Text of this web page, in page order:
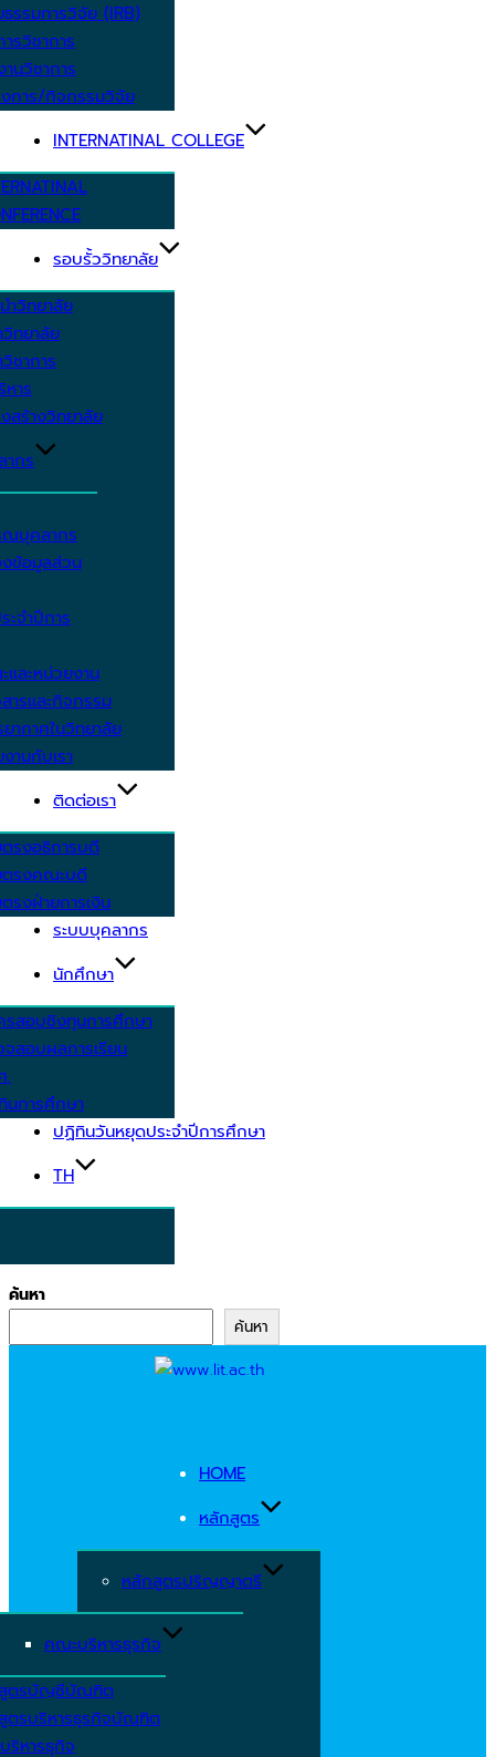
รรมการวิจัย (IRB)
รวิชาการ
นวิชาการ
งการ/กิจกรรมวิจัย
INTERNATINAL COLLEGE
รอบรั้ววิทยาลัย
ำวิทยาลัย
ทยาลัย
ชาการ
าร
สร้างวิทยาลัย
กร
ณบุคลากร
ข้อมูลส่วน
จำปีการ
ละหน่วยงาน
ารและกิจกรรม
ากาศในวิทยาลัย
านกับเรา
ติดต่อเรา
รงอธิการบดี
ตรงคณะบดี
รงฝ่ายการเงิน
ระบบบุคลากร
นักศึกษา
รสอบชิงทุนการศึกษา
สอบผลการเรียน
.
นการศึกษา
ปฏิทินวันหยุดประจำปีการศึกษา
TH
ค้นหา
ค้นหา
HOME
หลักสูตร
หลักสูตรปริญญาตรี
คณะบริหารธุรกิจ
ตรบัญชีบัณฑิต
ตรบริหารธุรกิจบัณฑิต
ริหารธุกิจ